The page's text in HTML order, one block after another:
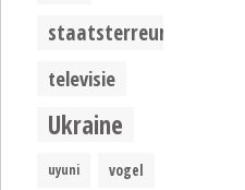
staatsterreur
televisie
Ukraine
uyuni vogel